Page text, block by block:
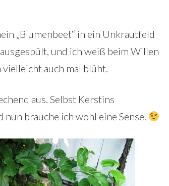
„Blumenbeet“ in ein Unkrautfeld
und ich weiß beim Willen
auch mal blüht.
aus. Selbst Kerstins
brauche ich wohl eine Sense.